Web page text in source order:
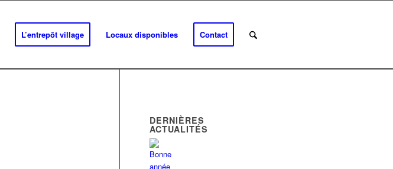
L’entrepôt village Locaux disponibles Contact
DERNIÈRES
ACTUALITÉS